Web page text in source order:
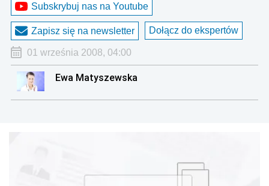
Subskrybuj nas na Youtube
Zapisz się na newsletter Dołącz do ekspertów
01 września 2008, 04:00
Ewa Matyszewska